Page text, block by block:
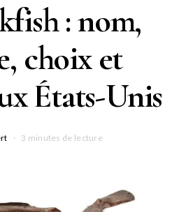
: nom,
choix et
États-Unis
3 minutes de lecture